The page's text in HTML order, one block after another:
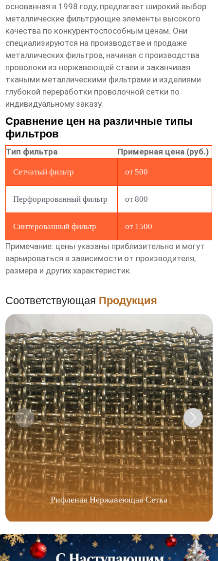
основанная в 1998 году, предлагает широкий выбор
металлические фильтрующие элементы высокого
качества по конкурентоспособным ценам. Они
специализируются на производстве и продаже
металлических фильтров, начиная с производства
проволоки из нержавеющей стали и заканчивая
ткаными металлическими фильтрами и изделиями
глубокой переработки проволочной сетки по
индивидуальному заказу.
Сравнение цен на различные типы
фильтров
Тип фильтра Примерная цена (руб.)
Сетчатый фильтр от 500
Перфорированный фильтр от 800
Синтерованный фильтр от 1500
Примечание: цены указаны приблизительно и могут
варьироваться в зависимости от производителя,
размера и других характеристик.
Соответствующая Продукция
Рифленая Нержавеющая Сетка